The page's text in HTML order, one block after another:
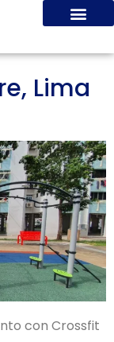
Lima
con Crossfit